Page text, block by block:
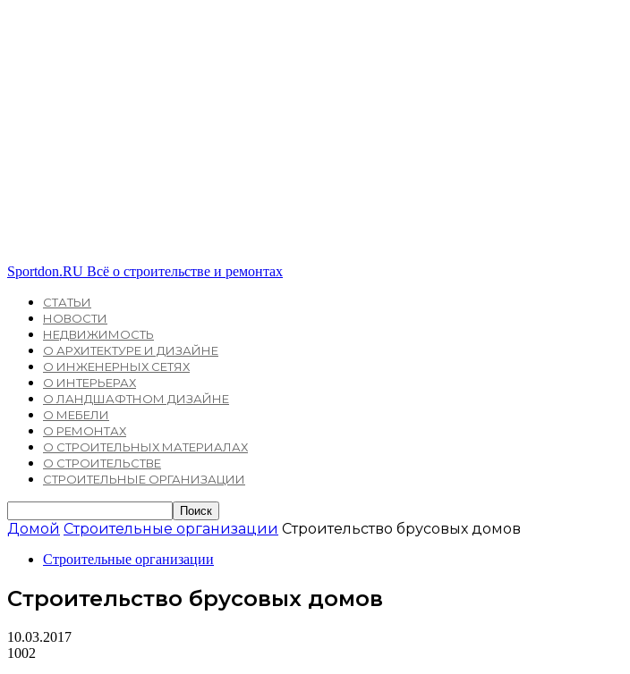
Sportdon.RU Всё о строительстве и ремонтах
СТАТЬИ
НОВОСТИ
НЕДВИЖИМОСТЬ
О АРХИТЕКТУРЕ И ДИЗАЙНЕ
О ИНЖЕНЕРНЫХ СЕТЯХ
О ИНТЕРЬЕРАХ
О ЛАНДШАФТНОМ ДИЗАЙНЕ
О МЕБЕЛИ
О РЕМОНТАХ
О СТРОИТЕЛЬНЫХ МАТЕРИАЛАХ
О СТРОИТЕЛЬСТВЕ
СТРОИТЕЛЬНЫЕ ОРГАНИЗАЦИИ
Домой Строительные организации Строительство брусовых домов
Строительные организации
Строительство брусовых домов
10.03.2017
1002